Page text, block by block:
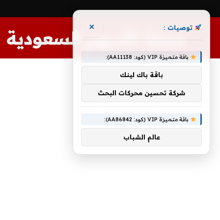
مجلة الأسهم السعودية
توصيات : ×
باقة متميزة VIP (كود: AA11138):
باقة باك لينك
شركة تحسين محركات البحث
باقة متميزة VIP (كود: AA86842):
عالم الشباب